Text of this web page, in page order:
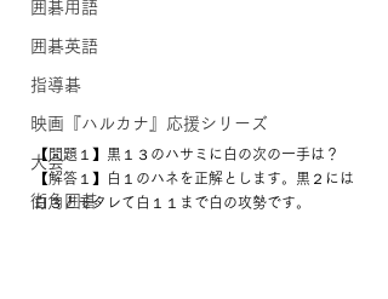
囲碁用語
囲碁英語
指導碁
映画『ハルカナ』応援シリーズ
大会
街角囲碁
【問題１】黒１３のハサミに白の次の一手は？
【解答１】白１のハネを正解とします。黒２には
白３とモタレて白１１まで白の攻勢です。